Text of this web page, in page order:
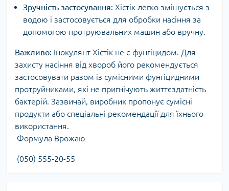
Зручність застосування: Хістік легко змішується з
водою і застосовується для обробки насіння за
допомогою протруювальних машин або вручну.
Важливо: Інокулянт Хістік не є фунгіцидом. Для
захисту насіння від хвороб його рекомендується
застосовувати разом із сумісними фунгіцидними
протруйниками, які не пригнічують життєздатність
бактерій. Зазвичай, виробник пропонує сумісні
продукти або спеціальні рекомендації для їхнього
використання.
Формула Врожаю
(050) 555-20-55